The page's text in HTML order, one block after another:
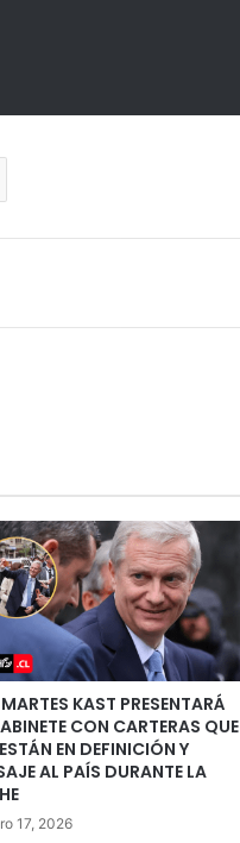
MARTES KAST PRESENTARÁ
CON CARTERAS QUE
EN DEFINICIÓN Y
AL PAÍS DURANTE LA
17, 2026